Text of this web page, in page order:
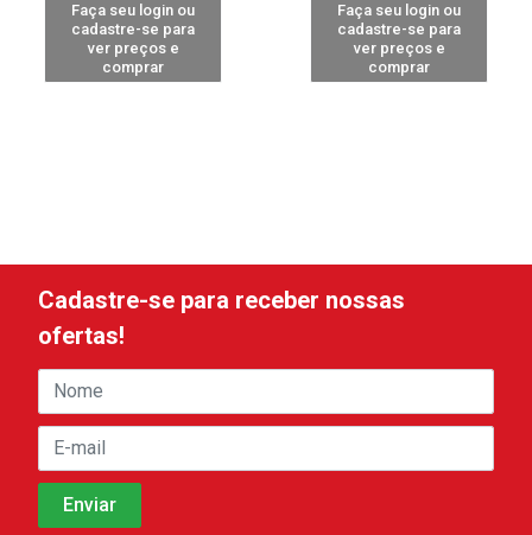
Faça seu login ou
cadastre-se para
ver preços e
comprar
Faça seu login ou
cadastre-se para
ver preços e
comprar
Cadastre-se para receber nossas
ofertas!